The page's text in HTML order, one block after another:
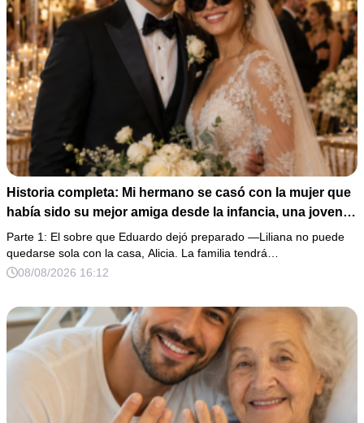
Historia completa: Mi hermano se casó con la mujer que
había sido su mejor amiga desde la infancia, una joven
ciega a la que protegió durante toda su vida. Tras su
fallecimiento, ella me entregó un sobre y me confesó la
verdadera razón por la que él la eligió a ella por encima
Parte 1: El sobre que Eduardo dejó preparado —Liliana no puede
quedarse sola con la casa, Alicia. La familia tendrá…
08/08/2026 16:12